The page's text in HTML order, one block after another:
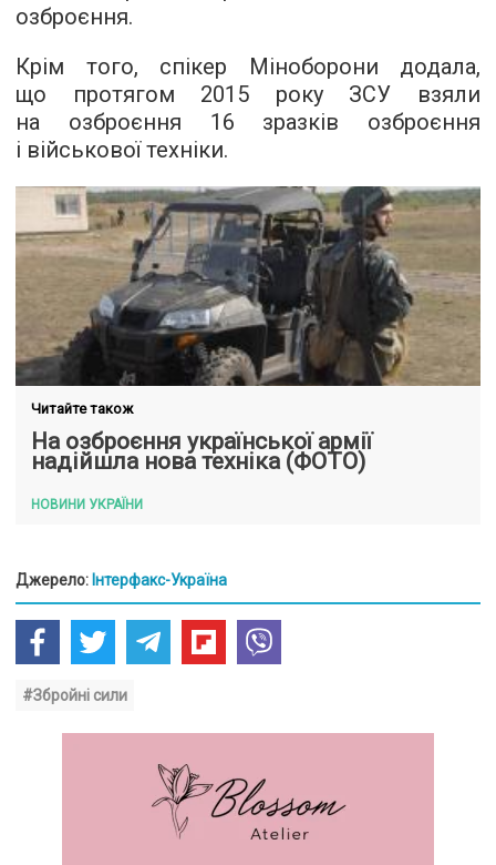
озброєння.
Крім того, спікер Міноборони додала,
що протягом 2015 року ЗСУ взяли
на озброєння 16 зразків озброєння
і військової техніки.
Читайте також
На озброєння української армії
надійшла нова техніка (ФОТО)
НОВИНИ УКРАЇНИ
Джерело: Інтерфакс-Україна
#Збройні сили